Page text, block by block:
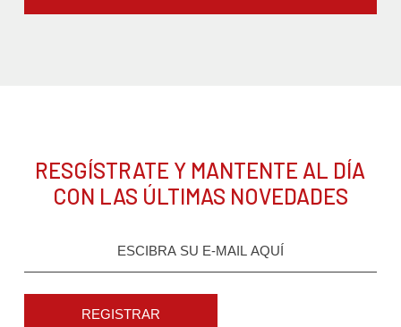
RESGÍSTRATE Y MANTENTE AL DÍA
CON LAS ÚLTIMAS NOVEDADES
REGISTRAR